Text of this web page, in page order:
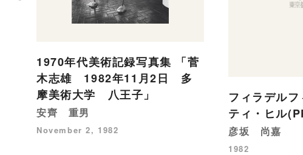
1970年代美術記録写真集 「菅
木志雄 1982年11月2日 多
摩美術大学 八王子」
安齊 重男
November 2, 1982
フィラデル
ティ・ヒル
彦坂 尚嘉
1982